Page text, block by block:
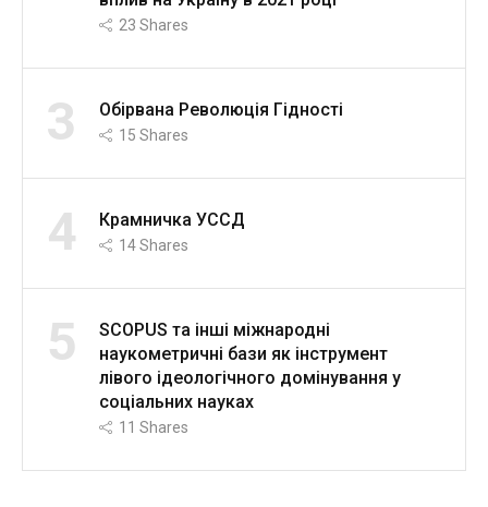
23 Shares
3 Обірвана Революція Гідності
15 Shares
4 Крамничка УССД
14Shares
5
SCOPUS та інші міжнародні
наукометричні бази як інструмент
лівого ідеологічного домінування у
соціальних науках
11 Shares